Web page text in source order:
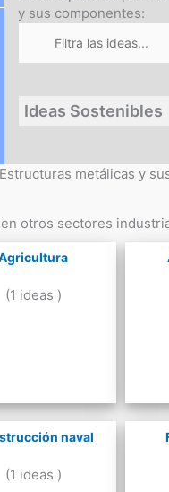
y sus componentes:
Ideas Sostenibles
metálicas y
otros sectores
(1 ideas )
naval
(1 ideas )